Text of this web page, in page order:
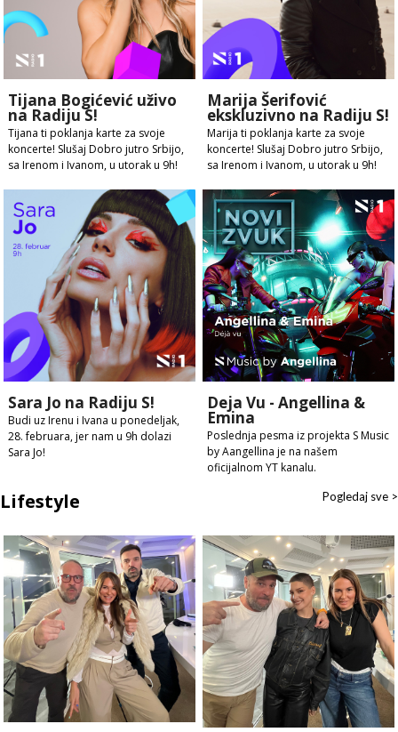
Tijana Bogićević uživo
na Radiju S!
Tijana ti poklanja karte za svoje
koncerte! Slušaj Dobro jutro Srbijo,
sa Irenom i Ivanom, u utorak u 9h!
Marija Šerifović
ekskluzivno na Radiju S!
Marija ti poklanja karte za svoje
koncerte! Slušaj Dobro jutro Srbijo,
sa Irenom i Ivanom, u utorak u 9h!
Sara Jo na Radiju S!
Budi uz Irenu i Ivana u ponedeljak,
28. februara, jer nam u 9h dolazi
Sara Jo!
Deja Vu - Angellina &
Emina
Poslednja pesma iz projekta S Music
by Aangellina je na našem
oficijalnom YT kanalu.
Lifestyle Pogledaj sve >